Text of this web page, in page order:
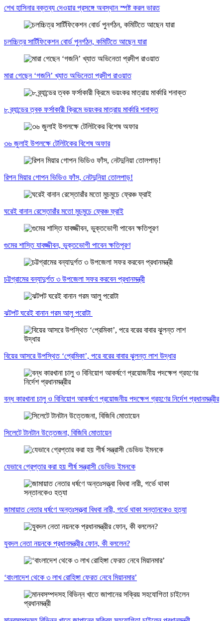
শেখ হাসিনার বক্তব্য দেওয়ার প্রসঙ্গে অবস্থান স্পষ্ট করল ভারত
চলচ্চিত্র সার্টিফিকেশন বোর্ড পুনর্গঠন, কমিটিতে আছেন যারা
মারা গেছেন ‘গজনি’ খ্যাত অভিনেতা প্রদীপ রাওয়াত
৮ ব্র্যান্ডের ত্বক ফর্সাকারী ক্রিমে ভয়ংকর মাত্রায় মার্কারি শনাক্ত
৩৬ জুলাই উপলক্ষে টেলিটকের বিশেষ অফার
রিপন মিয়ার গোপন ভিডিও ফাঁস, নেটদুনিয়া তোলপাড়!
ঘরেই বানান রেস্তোরাঁর মতো মুচমুচে ফ্রেঞ্চ ফ্রাই
গুমের শাস্তি যাবজ্জীবন, ভুক্তভোগী পাবেন ক্ষতিপূরণ
চট্টগ্রামের বন্যাদুর্গত ৩ উপজেলা সফর করবেন প্রধানমন্ত্রী
ঝটপট ঘরেই বানান গরম আলু পরোটা
বিয়ের আসরে উপস্থিত ‘প্রেমিকা’, পরে বরের বাবার ঝুলন্ত লাশ উদ্ধার
বন্ধ কারখানা চালু ও বিনিয়োগ আকর্ষণে প্রয়োজনীয় পদক্ষেপ গ্রহণের নির্দেশ প্রধানমন্ত্রীর
সিলেটে টানটান উত্তেজনা, বিজিবি মোতায়েন
যেভাবে গ্রেপ্তার করা হয় শীর্ষ সন্ত্রাসী ডেভিড ইমনকে
জামায়াত নেতার ধর্ষণে অন্তঃসত্ত্বা বিধবা নারী, গর্ভে থাকা সন্তানকেও হত্যা
যুবদল নেতা নয়নকে প্রধানমন্ত্রীর ফোন, কী বললেন?
‘বাংলাদেশ থেকে ৩ লাখ রোহিঙ্গা ফেরত নেবে মিয়ানমার’